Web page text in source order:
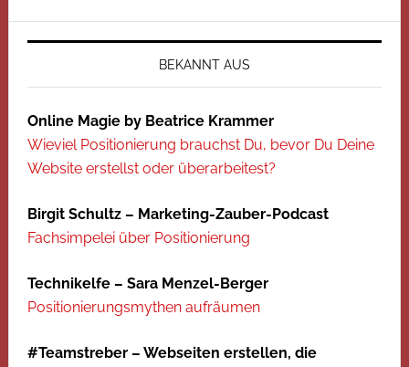
BEKANNT AUS
Online Magie by Beatrice Krammer
Wieviel Positionierung brauchst Du, bevor Du Deine
Website erstellst oder überarbeitest?
Birgit Schultz – Marketing-Zauber-Podcast
Fachsimpelei über Positionierung
Technikelfe – Sara Menzel-Berger
Positionierungsmythen aufräumen
#Teamstreber – Webseiten erstellen, die